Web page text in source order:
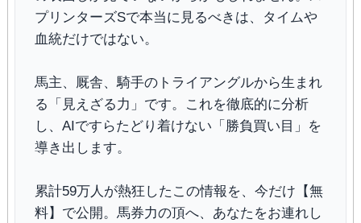
プリンターズSで本当に見るべきは、タイムや
血統だけではない。
馬主、厩舎、騎手のトライアングルから生まれ
る「見えざる力」です。これを徹底的に分析
し、AIですらたどり着けない「勝負買い目」を
導き出します。
累計59万人が熱狂したこの情報を、今だけ【無
料】で公開。馬券力の頂へ、あなたをお連れし